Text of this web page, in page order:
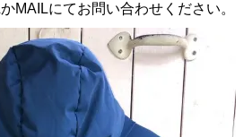
MAILにてお問い合わせください。